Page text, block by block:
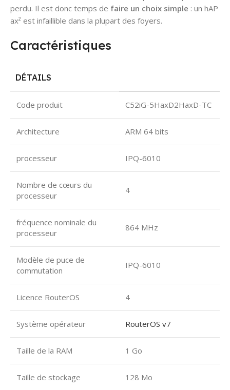
perdu. Il est donc temps de faire un choix simple : un hAP
ax² est infaillible dans la plupart des foyers.
Caractéristiques
DÉTAILS
Code produit C52iG-5HaxD2HaxD-TC
Architecture ARM 64 bits
processeur IPQ-6010
Nombre de cœurs du
processeur
4
fréquence nominale du
processeur
864 MHz
Modèle de puce de
commutation
IPQ-6010
Licence RouterOS 4
Système opérateur RouterOS v7
Taille de la RAM 1 Go
Taille de stockage 128 Mo